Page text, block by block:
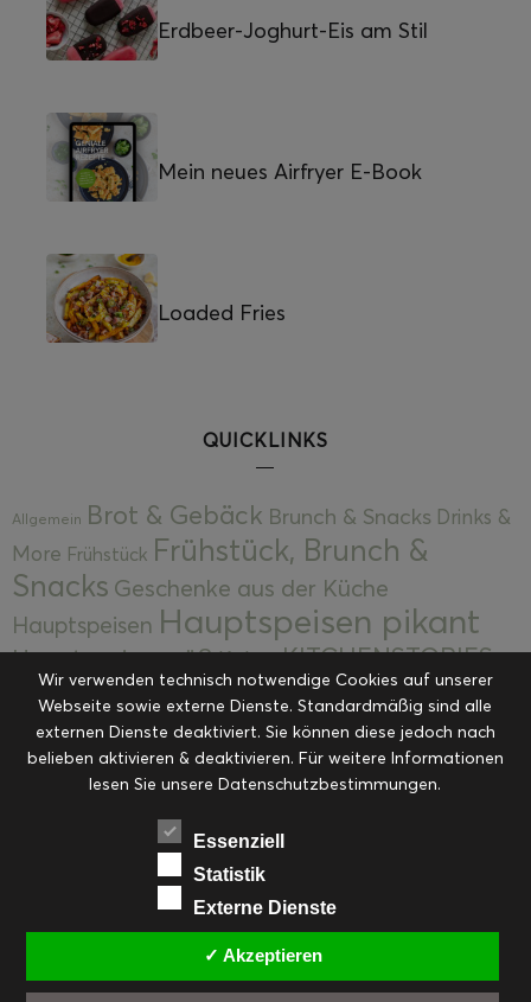
Erdbeer-Joghurt-Eis am Stil
Mein neues Airfryer E-Book
Loaded Fries
QUICKLINKS
Allgemein Brot & Gebäck Brunch & Snacks Drinks &
More Frühstück Frühstück, Brunch &
Snacks Geschenke aus der Küche
Hauptspeisen Hauptspeisen pikant
Hauptspeisen süßKekseKITCHENSTORIES
Kuchen, Torten & Desserts Kuchen und
Desserts Kulinarik Kulinarische Mitbringsel &
Eingemachtes Ohne Kategorie Ostern Resteküche
RezepteSaisonalSliderStartseite
Suppen, Salate & Vorspeisen
Vorspeisen, Salate & Suppen
Weihnachten Workshops & Events
Wir verwenden technisch notwendige Cookies auf unserer
Webseite sowie externe Dienste. Standardmäßig sind alle
externen Dienste deaktiviert. Sie können diese jedoch nach
belieben aktivieren & deaktivieren. Für weitere Informationen
lesen Sie unsere Datenschutzbestimmungen.
Essenziell
Statistik
Externe Dienste
✓ Akzeptieren